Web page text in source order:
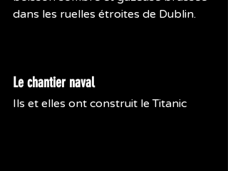
dans les ruelles étroites de Dublin.
Le chantier naval
Ils et elles ont construit le Titanic